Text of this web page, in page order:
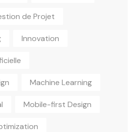
de Projet
Innovation
Machine Learning
Mobile-first Design